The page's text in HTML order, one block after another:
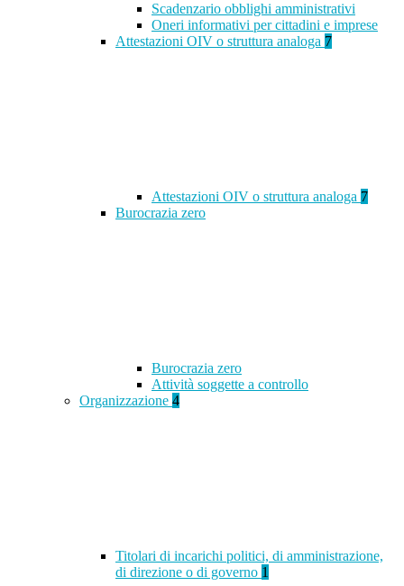
Scadenzario obblighi amministrativi
Oneri informativi per cittadini e imprese
Attestazioni OIV o struttura analoga 7
Attestazioni OIV o struttura analoga 7
Burocrazia zero
Burocrazia zero
Attività soggette a controllo
Organizzazione 4
Titolari di incarichi politici, di amministrazione,
di direzione o di governo 1